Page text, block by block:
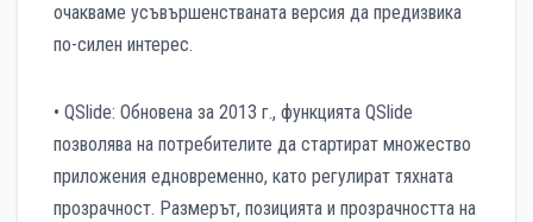
очакваме усъвършенстваната версия да предизвика
по-силен интерес.
• QSlide: Обновена за 2013 г., функцията QSlide
позволява на потребителите да стартират множество
приложения едновременно, като регулират тяхната
прозрачност. Размерът, позицията и прозрачността на